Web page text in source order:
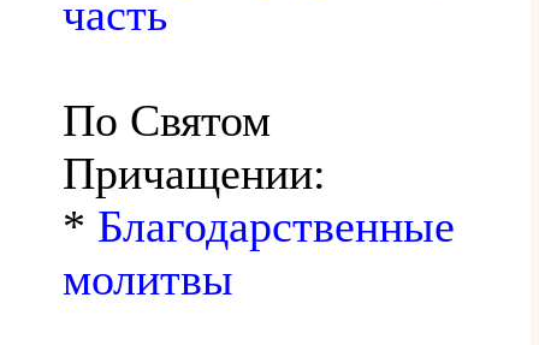
часть
По Святом
Причащении:
* Благодарственные
молитвы